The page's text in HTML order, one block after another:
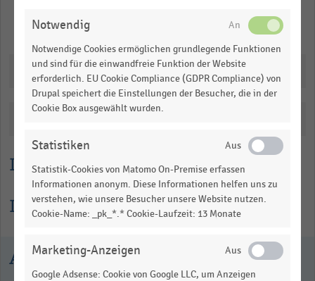
Lesehilfe
Informationen zur Statistik
Range:
1.031835.
View
data
Merken Teilen
Downloads
Ausgewählte Statistiken
Notwendig
Notwendige Cookies ermöglichen grundlegende Funktionen
und sind für die einwandfreie Funktion der Website
erforderlich. EU Cookie Compliance (GDPR Compliance) von
Drupal speichert die Einstellungen der Besucher, die in der
Cookie Box ausgewählt wurden.
Statistiken
Statistik-Cookies von Matomo On-Premise erfassen
Informationen anonym. Diese Informationen helfen uns zu
verstehen, wie unsere Besucher unsere Website nutzen.
Cookie-Name: _pk_*.* Cookie-Laufzeit: 13 Monate
Marketing-Anzeigen
Google Adsense: Cookie von Google LLC, um Anzeigen